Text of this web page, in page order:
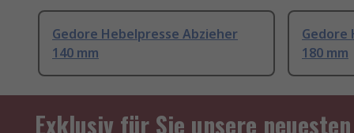
Gedore Hebelpresse Abzieher
140 mm
Gedore
180 mm
Exklusiv für Sie unsere neuesten